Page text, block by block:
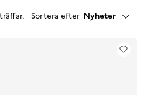
. Sortera efter Nyheter